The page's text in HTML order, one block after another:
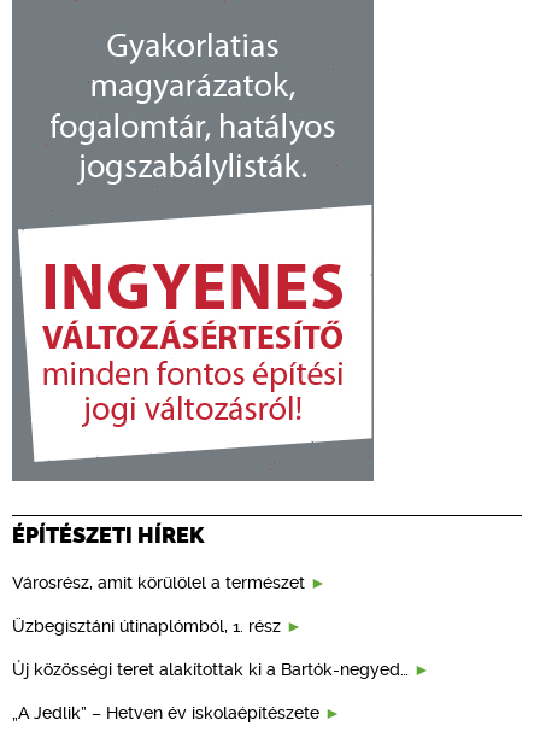
ÉPÍTÉSZETI HÍREK
Városrész, amit körülölel a természet
Üzbegisztáni útinaplómból, 1. rész
Új közösségi teret alakítottak ki a Bartók-negyed…
„A Jedlik” – Hetven év iskolaépítészete